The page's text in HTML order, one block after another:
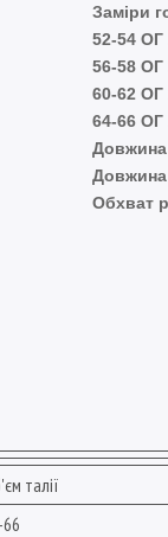
Заміри
52-54
56-58
60-62
64-66
Довжина
Довжина
Обхват
талії